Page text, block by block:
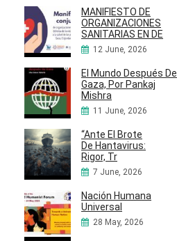
MANIFIESTO DE
ORGANIZACIONES
SANITARIAS EN DE
12 June, 2026
El Mundo Después De
Gaza, Por Pankaj
Mishra
11 June, 2026
“Ante El Brote
De Hantavirus:
Rigor, Tr
7 June, 2026
Nación Humana
Universal
28 May, 2026